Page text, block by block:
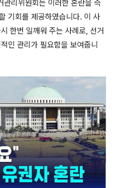
리위원회는 이러한 혼란을 즉
기회를 제공하였습니다. 이 사
한번 일깨워 주는 사례로, 선거
인 관리가 필요함을 보여줍니